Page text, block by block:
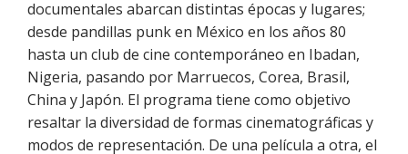
documentales abarcan distintas épocas y lugares;
desde pandillas punk en México en los años 80
hasta un club de cine contemporáneo en Ibadan,
Nigeria, pasando por Marruecos, Corea, Brasil,
China y Japón. El programa tiene como objetivo
resaltar la diversidad de formas cinematográficas y
modos de representación. De una película a otra, el